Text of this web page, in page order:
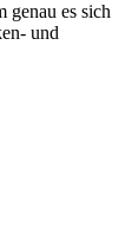
genau es sich
und